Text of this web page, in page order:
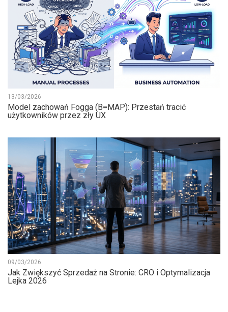
13/03/2026
Model zachowań Fogga (B=MAP): Przestań tracić
użytkowników przez zły UX
09/03/2026
Jak Zwiększyć Sprzedaż na Stronie: CRO i Optymalizacja
Lejka 2026